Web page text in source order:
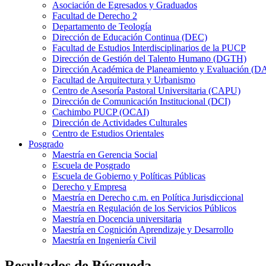
Asociación de Egresados y Graduados
Facultad de Derecho 2
Departamento de Teología
Dirección de Educación Continua (DEC)
Facultad de Estudios Interdisciplinarios de la PUCP
Dirección de Gestión del Talento Humano (DGTH)
Dirección Académica de Planeamiento y Evaluación
Facultad de Arquitectura y Urbanismo
Centro de Asesoría Pastoral Universitaria (CAPU)
Dirección de Comunicación Institucional (DCI)
Cachimbo PUCP (OCAI)
Dirección de Actividades Culturales
Centro de Estudios Orientales
Posgrado
Maestría en Gerencia Social
Escuela de Posgrado
Escuela de Gobierno y Políticas Públicas
Derecho y Empresa
Maestría en Derecho c.m. en Política Jurisdiccional
Maestría en Regulación de los Servicios Públicos
Maestría en Docencia universitaria
Maestría en Cognición Aprendizaje y Desarrollo
Maestría en Ingeniería Civil